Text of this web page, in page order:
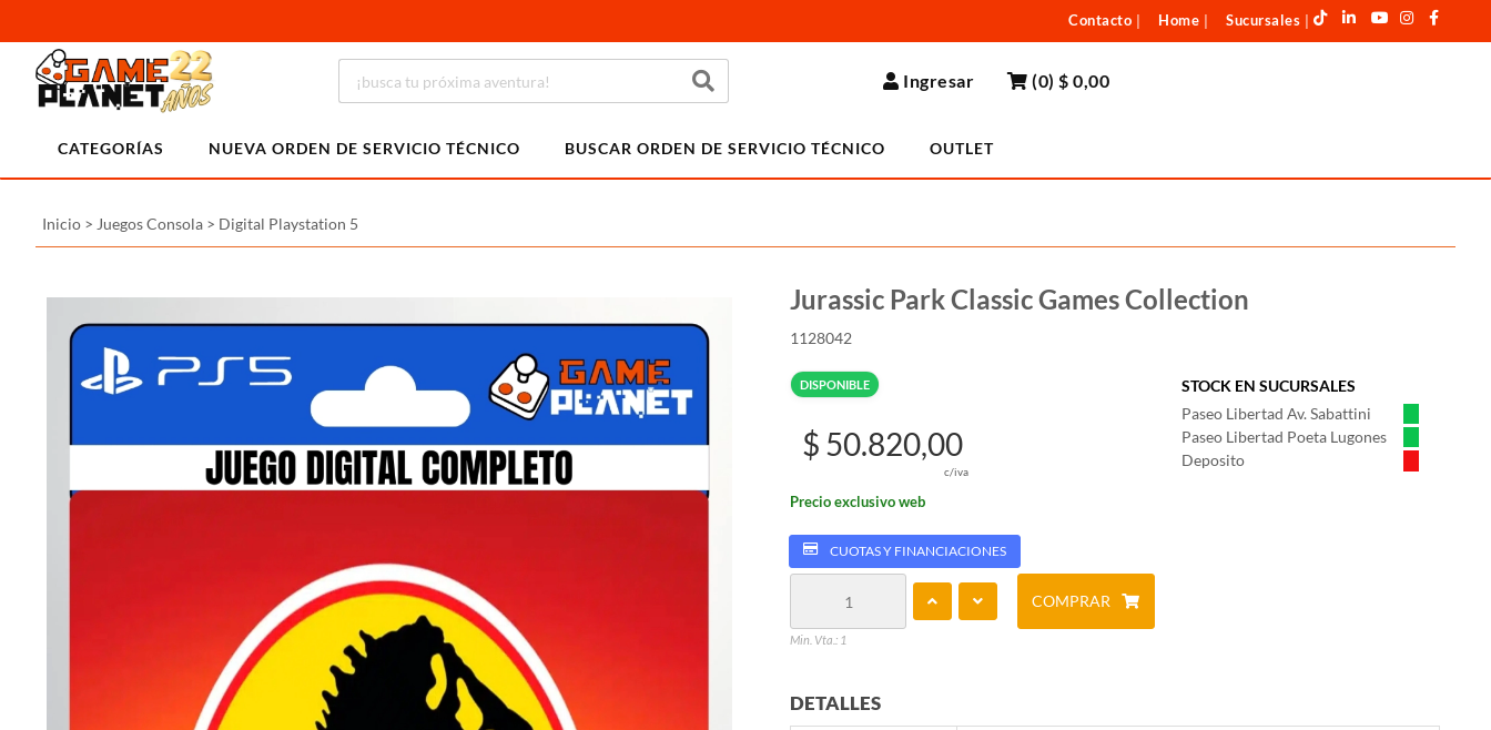
Contacto Home Sucursales
Ingresar (0)$ 0,00
CATEGORÍAS NUEVA ORDEN DE SERVICIO TÉCNICO BUSCAR ORDEN DE SERVICIO TÉCNICO OUTLET
Inicio > Juegos Consola > Digital Playstation 5
Jurassic Park Classic Games Collection
1128042
DISPONIBLE
STOCK EN SUCURSALES
Paseo Libertad Av. Sabattini
Paseo Libertad Poeta Lugones
Deposito
$ 50.820,00
c/iva
Precio exclusivo web
CUOTAS Y FINANCIACIONES
Min. Vta.: 1
COMPRAR
DETALLES